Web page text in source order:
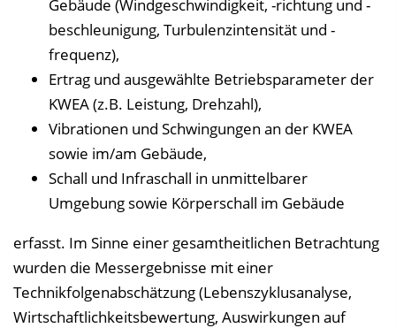
Gebäude (Windgeschwindigkeit, -richtung und -
beschleunigung, Turbulenzintensität und -
frequenz),
Ertrag und ausgewählte Betriebsparameter der
KWEA (z.B. Leistung, Drehzahl),
Vibrationen und Schwingungen an der KWEA
sowie im/am Gebäude,
Schall und Infraschall in unmittelbarer
Umgebung sowie Körperschall im Gebäude
erfasst. Im Sinne einer gesamtheitlichen Betrachtung
wurden die Messergebnisse mit einer
Technikfolgenabschätzung (Lebenszyklusanalyse,
Wirtschaftlichkeitsbewertung, Auswirkungen auf